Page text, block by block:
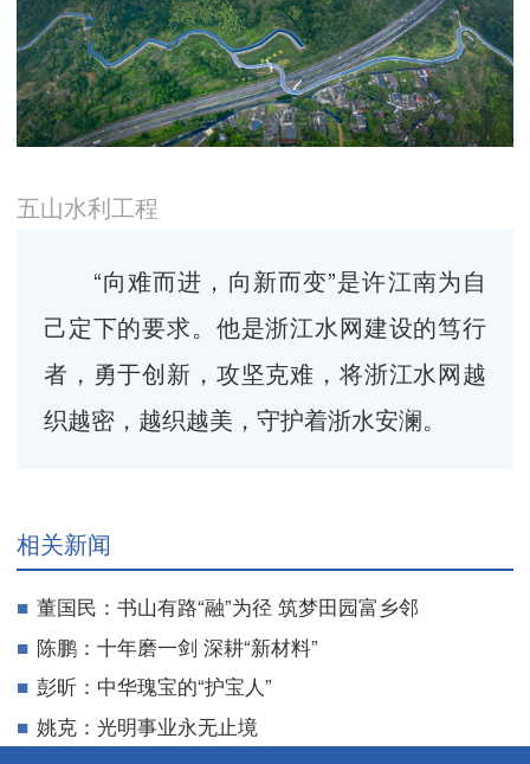
五山水利工程
“向难而进，向新而变”是许江南为自
己定下的要求。他是浙江水网建设的笃行
者，勇于创新，攻坚克难，将浙江水网越
织越密，越织越美，守护着浙水安澜。
相关新闻
董国民：书山有路“融”为径 筑梦田园富乡邻
陈鹏：十年磨一剑 深耕“新材料”
彭昕：中华瑰宝的“护宝人”
姚克：光明事业永无止境